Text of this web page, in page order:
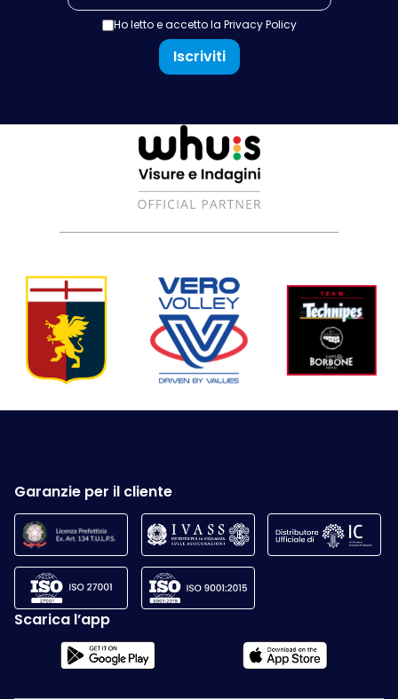
Ho letto e accetto la Privacy Policy
Iscriviti
Garanzie per il cliente
Scarica l’app